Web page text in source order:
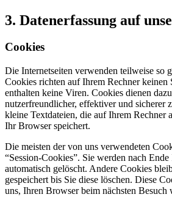
3. Datenerfassung auf
Cookies
Die Internetseiten verwenden teilweise so
Cookies richten auf Ihrem Rechner keinen
enthalten keine Viren. Cookies dienen
nutzerfreundlicher, effektiver und sicherer
kleine Textdateien, die auf Ihrem Rechner
Ihr Browser speichert.
Die meisten der von uns verwendeten
“Session-Cookies”. Sie werden nach Ende
automatisch gelöscht. Andere Cookies
gespeichert bis Sie diese löschen. Diese
uns, Ihren Browser beim nächsten Besuch